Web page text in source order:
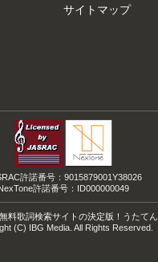
サイトマップ
許諾番号：9015879001Y38026
許諾番号：ID000000049
料歌詞検索サイトの決定版！うたてん
(C) IBG Media. All Rights Reserved.